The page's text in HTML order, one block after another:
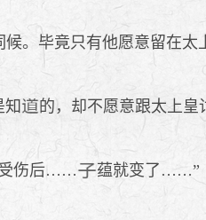
候。毕竟只有他愿意留在太
知 的，却不愿意跟太上皇
伤后…… 蕴就变了……”